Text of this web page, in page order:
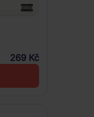
269 Kč